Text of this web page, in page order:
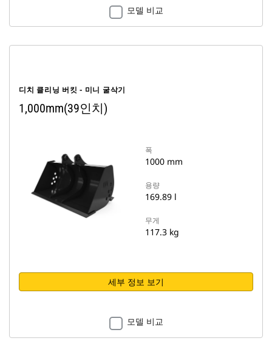
모델 비교
디치 클리닝 버킷 - 미니 굴삭기
1,000mm(39인치)
폭
1000 mm
용량
169.89 l
무게
117.3 kg
세부 정보 보기
모델 비교